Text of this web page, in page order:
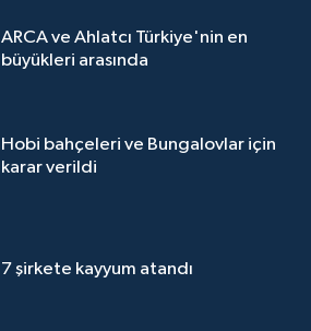
ARCA ve Ahlatcı Türkiye'nin en
büyükleri arasında
Hobi bahçeleri ve Bungalovlar için
karar verildi
7 şirkete kayyum atandı